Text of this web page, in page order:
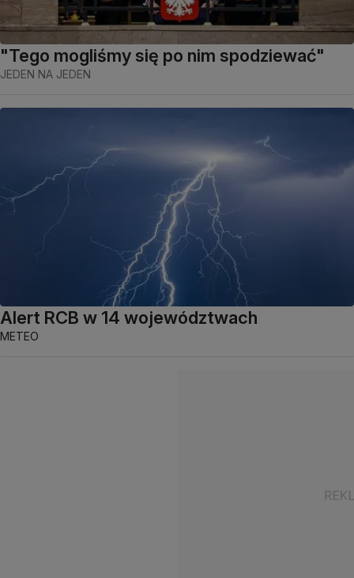
"Tego mogliśmy się po nim spodziewać"
JEDEN NA JEDEN
Alert RCB w 14 województwach
METEO